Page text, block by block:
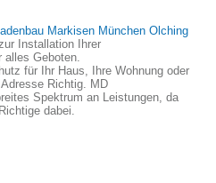
Markisen München Olching
Installation Ihrer
alles Geboten.
für Ihr Haus, Ihre Wohnung oder
Richtig. MD
Spektrum an Leistungen, da
dabei.